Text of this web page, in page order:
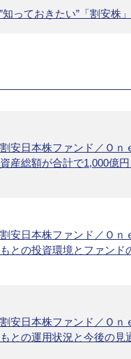
っておきたい”「割安株
安日本株ファンド／Ｏｎ
産総額が合計で1,000億
安日本株ファンド／Ｏｎ
との投資環境とファンド
安日本株ファンド／Ｏｎ
との運用状況と今後の見